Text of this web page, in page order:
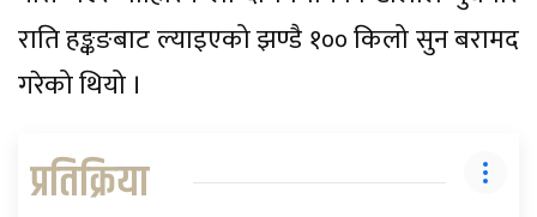
राति हङ्कङबाट ल्याइएको झण्डै १०० किलो सुन बरामद
गरेको थियो ।
प्रतिक्रिया